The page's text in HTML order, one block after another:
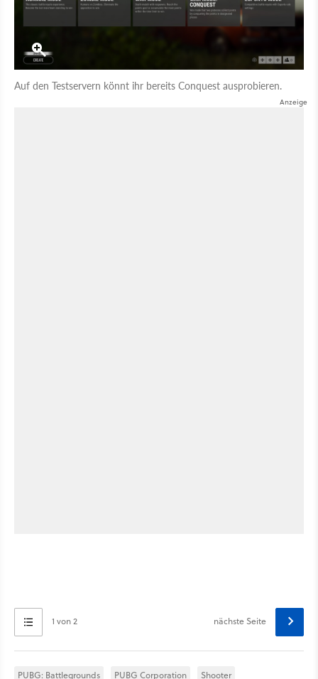
Auf den Testservern könnt ihr bereits Conquest ausprobieren.
1 von 2 nächste Seite
PUBG: Battlegrounds PUBG Corporation Shooter